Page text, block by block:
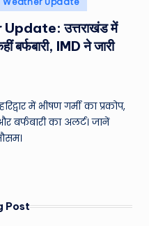
उत्तराखंड में
बर्फबारी, IMD ने जारी
में भीषण गर्मी का प्रकोप,
बर्फबारी का अलर्ट। जानें
Post